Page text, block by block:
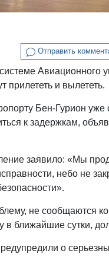
Отправить
Авиационного
прилететь и вылететь.
Бен-Гурион уже
к задержкам,
заявило: «Мы
небо не
не сообщаются
в ближайшие сутки,
о